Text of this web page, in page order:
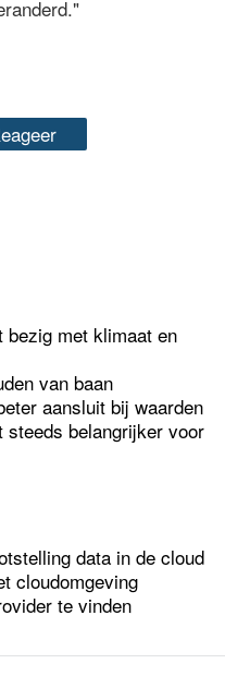
bezig met klimaat en
van baan
aansluit bij waarden
steeds belangrijker voor
data in de cloud
cloudomgeving
te vinden